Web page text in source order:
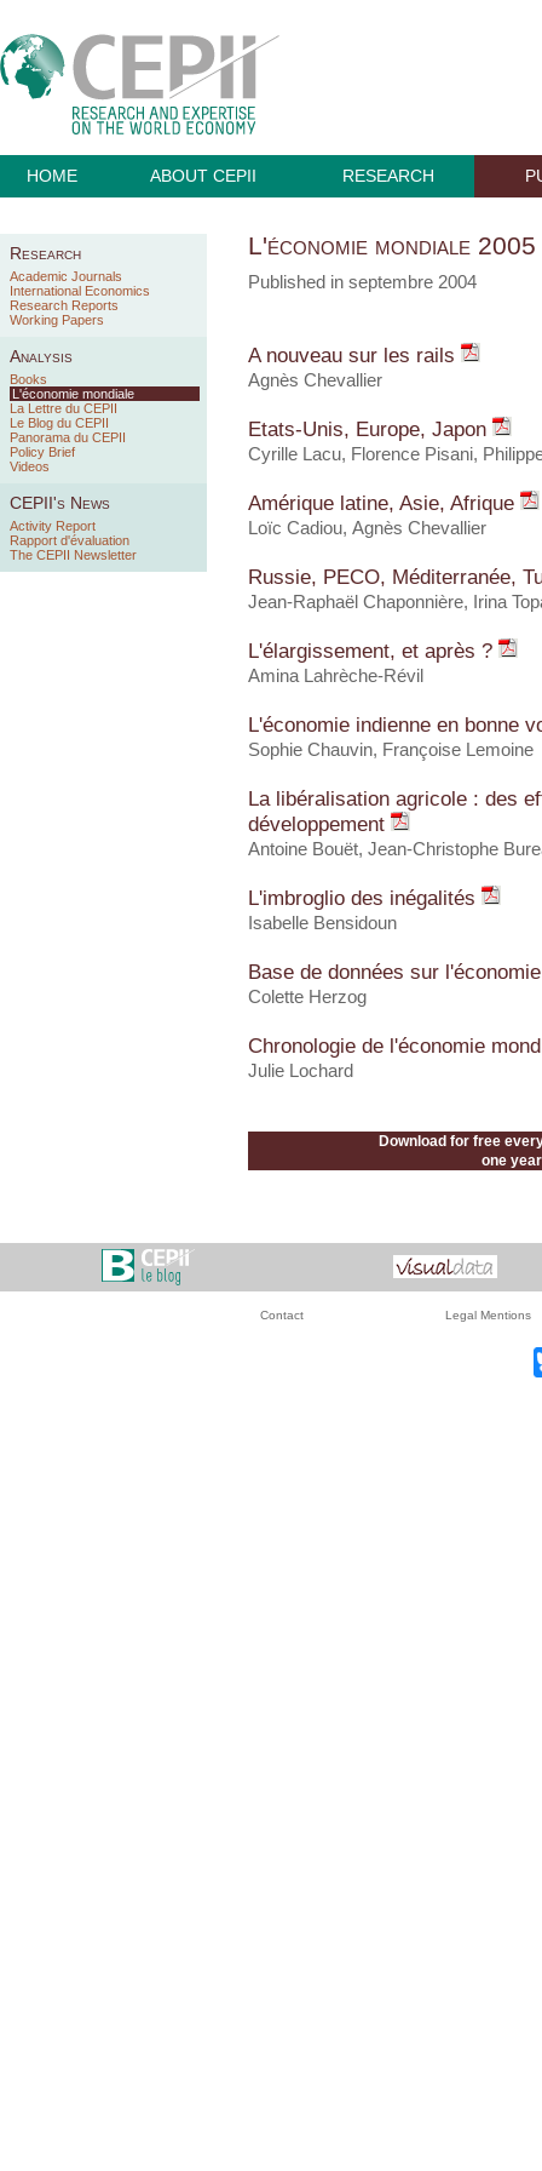
HOME ABOUT CEPII RESEARCH
Research
Academic Journals
International Economics
Research Reports
Working Papers
Analysis
Books
L'économie mondiale
La Lettre du CEPII
Le Blog du CEPII
Panorama du CEPII
Policy Brief
Videos
CEPII's News
Activity Report
Rapport d'évaluation
The CEPII Newsletter
L'économie mondiale 2005
Published in septembre 2004
A nouveau sur les rails
Agnès Chevallier
Etats-Unis, Europe, Japon
Cyrille Lacu, Florence Pisani,
Amérique latine, Asie, Afrique
Loïc Cadiou, Agnès Chevallier
Russie, PECO, Méditerranée,
Jean-Raphaël Chaponnière, Irina
L'élargissement, et après ?
Amina Lahrèche-Révil
L'économie indienne en bonne
Sophie Chauvin, Françoise Lemoine
La libéralisation agricole : des
développement
Antoine Bouët, Jean-Christophe
L'imbroglio des inégalités
Isabelle Bensidoun
Base de données sur
Colette Herzog
Chronologie de l'économie
Julie Lochard
Download for free
one
Contact Legal Mentions